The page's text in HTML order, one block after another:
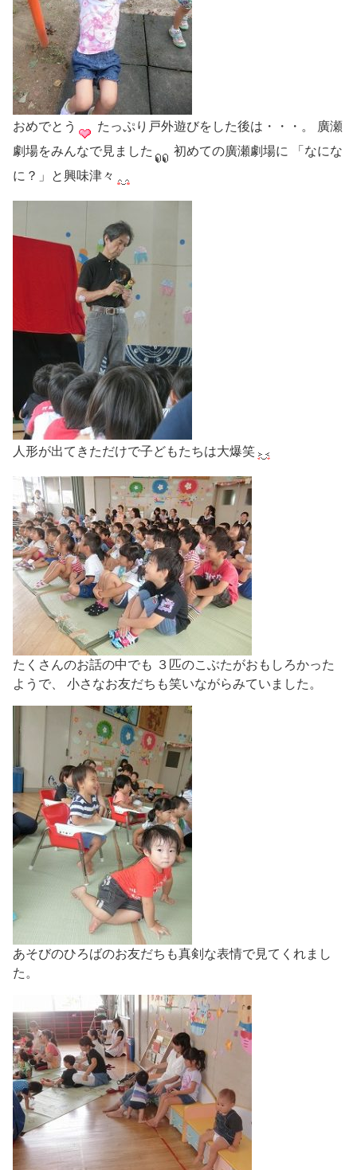
おめでとう
たっぷり戸外遊びをした後は・・・。 廣瀬
劇場をみんなで見ました
初めての廣瀬劇場に 「なにな
に？」と興味津々
人形が出てきただけで子どもたちは大爆笑
たくさんのお話の中でも ３匹のこぶたがおもしろかった
ようで、 小さなお友だちも笑いながらみていました。
あそびのひろばのお友だちも真剣な表情で見てくれまし
た。